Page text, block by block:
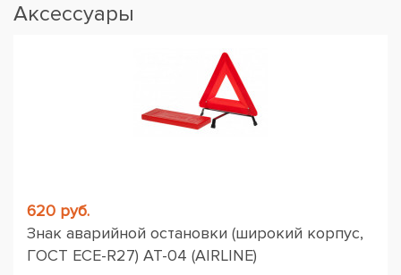
Аксессуары
620 руб.
Знак аварийной остановки (широкий корпус,
ГОСТ ЕСЕ-R27) AT-04 (AIRLINE)